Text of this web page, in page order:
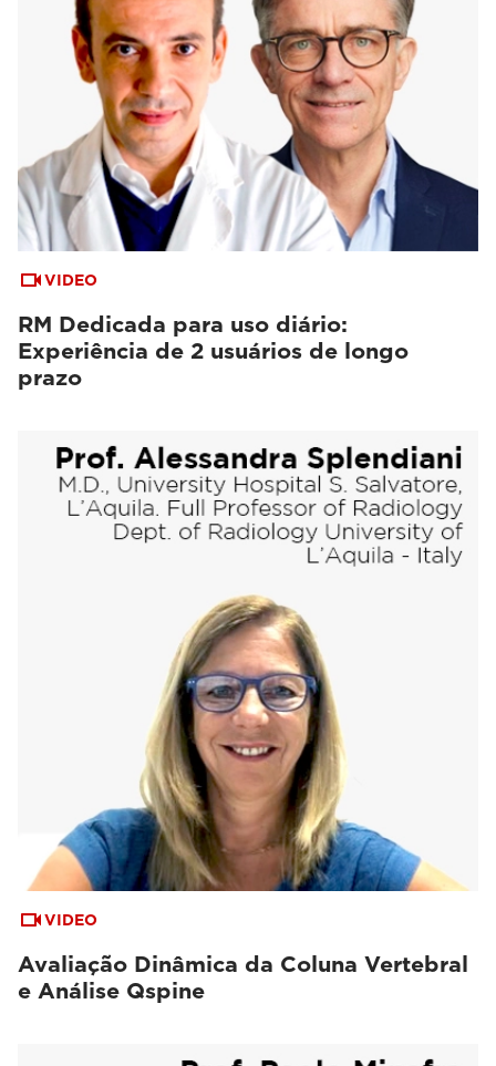
VIDEO
RM Dedicada para uso diário:
Experiência de 2 usuários de longo
prazo
VIDEO
Avaliação Dinâmica da Coluna Vertebral
e Análise Qspine